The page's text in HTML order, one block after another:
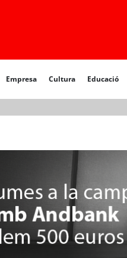
Empresa Cultura Educació